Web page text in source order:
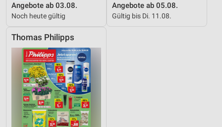
Angebote ab 03.08.
Noch heute gültig
Angebote ab 05.08.
Gültig bis Di. 11.08.
Thomas Philipps